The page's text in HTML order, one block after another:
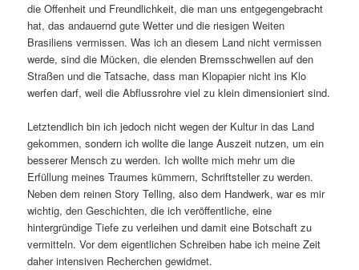
die Offenheit und Freundlichkeit, die man uns entgegengebracht
hat, das andauernd gute Wetter und die riesigen Weiten
Brasiliens vermissen. Was ich an diesem Land nicht vermissen
werde, sind die Mücken, die elenden Bremsschwellen auf den
Straßen und die Tatsache, dass man Klopapier nicht ins Klo
werfen darf, weil die Abflussrohre viel zu klein dimensioniert sind.
Letztendlich bin ich jedoch nicht wegen der Kultur in das Land
gekommen, sondern ich wollte die lange Auszeit nutzen, um ein
besserer Mensch zu werden. Ich wollte mich mehr um die
Erfüllung meines Traumes kümmern, Schriftsteller zu werden.
Neben dem reinen Story Telling, also dem Handwerk, war es mir
wichtig, den Geschichten, die ich veröffentliche, eine
hintergründige Tiefe zu verleihen und damit eine Botschaft zu
vermitteln. Vor dem eigentlichen Schreiben habe ich meine Zeit
daher intensiven Recherchen gewidmet.